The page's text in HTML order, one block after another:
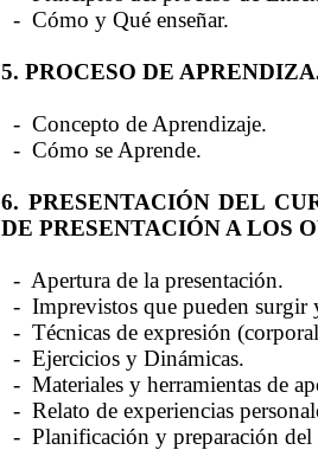
- Cómo y Qué enseñar.
5. PROCESO DE
- Concepto de Aprendizaje.
- Cómo se Aprende.
6. PRESENTACIÓN DEL
DE PRESENTACIÓN A LOS
- Apertura de la presentación.
- Imprevistos que pueden surgir
- Técnicas de expresión
- Ejercicios y Dinámicas.
- Materiales y herramientas de
- Relato de experiencias
- Planificación y preparación del